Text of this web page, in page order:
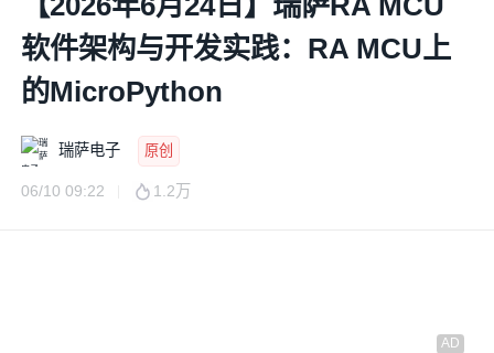
软件架构与开发实践：RA MCU上
的MicroPython
瑞萨电子 原创
06/10 09:22 1.2万